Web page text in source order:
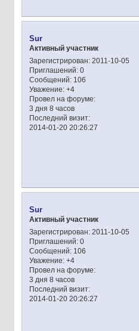
Sur
Активный участник
Зарегистрирован: 2011-10-05
Приглашений:0
Сообщений:106
Уважение: +4
Провел на форуме:
3 дня 8 часов
Последний визит:
2014-01-20 20:26:27
Sur
Активный участник
Зарегистрирован: 2011-10-05
Приглашений:0
Сообщений:106
Уважение: +4
Провел на форуме:
3 дня 8 часов
Последний визит:
2014-01-20 20:26:27